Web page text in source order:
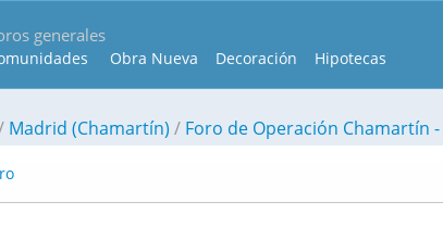
generales
Obra Nueva Decoración Hipotecas
Madrid (Chamartín) Foro de Operación Chamartín